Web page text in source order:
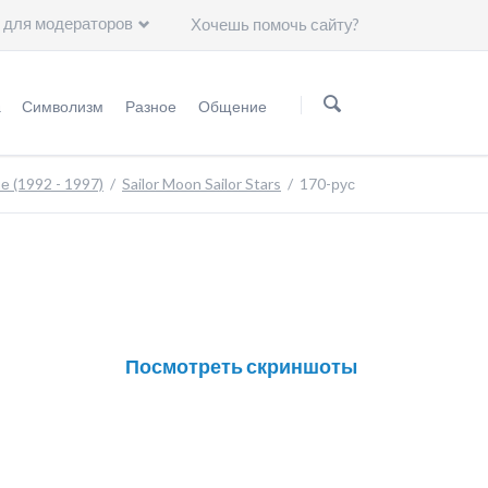
Хочешь помочь сайту?
для модераторов
навигацию
Символизм
Мифология
Астрология
Разное
Статьи
Чему нас научили герои "Сейлор Мун"?
Общение
Группа ВKонтакте
(1992 - 1997) Sailor Moon Sailor Stars 170-рус
Посмотреть скриншоты